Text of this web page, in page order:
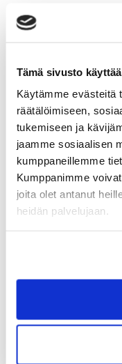
Tämä sivusto
Käytämme evästeitä
räätälöimiseen,
tukemiseen ja
jaamme sosiaalisen
kumppaneillemme
Kumppanimme
joita olet antanut
heidän palvelujaan.
Latest news
06.08. Fall Calendars
29.07. Get your new
24.06. Welcome new
12.06. Summer
10.06. Wanted: New
MoWe Calendar
CampusMoWe